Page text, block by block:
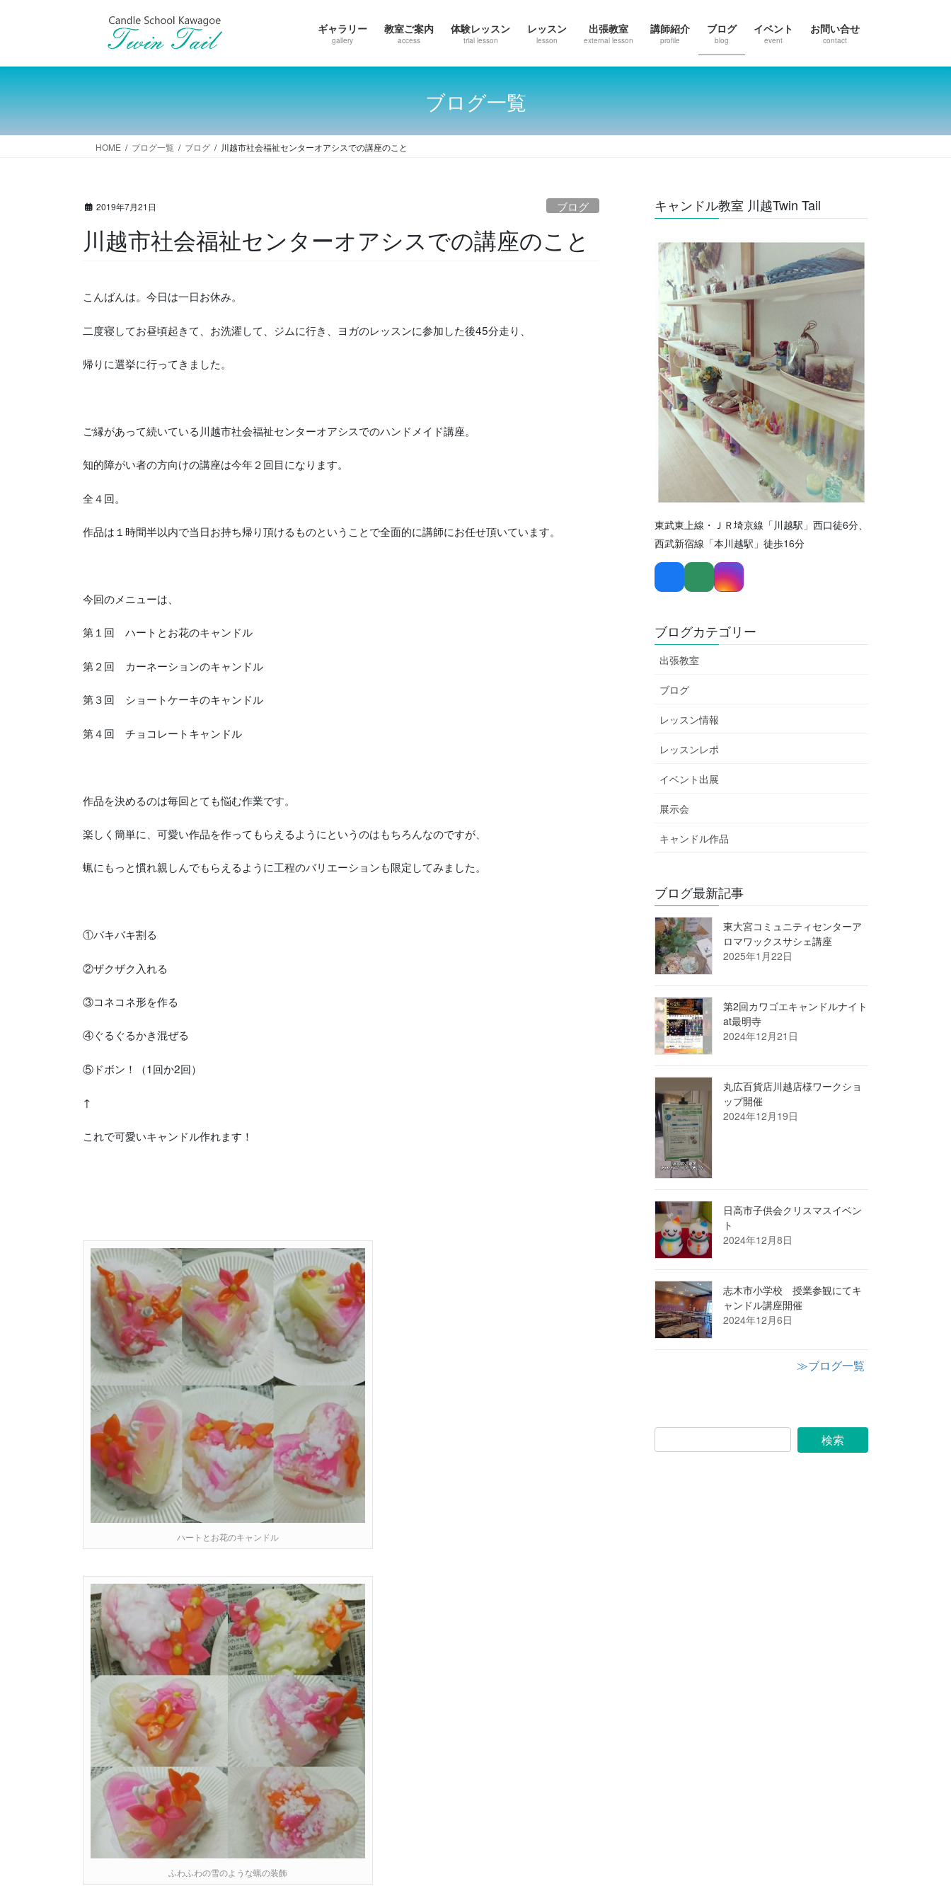
ツ
ス
キ
シ
ン
に
ギャラリー
gallery
教室ご案内
access
体験レッスン
trial lesson
レッスン
lesson
出張教室
external lesson
講師紹介
profile
ブログ
blog
イベント
event
お問い合せ
contact
ブログ一覧
HOME ブログ一覧 ブログ 川越市社会福祉センターオアシスでの講座のこと
2019年7月21日 ブログ
川越市社会福祉センターオアシスでの講座のこと
こんばんは。今日は一日お休み。
二度寝してお昼頃起きて、お洗濯して、ジムに行き、ヨガのレッスンに参加した後45分走り、
帰りに選挙に行ってきました。
ご縁があって続いている川越市社会福祉センターオアシスでのハンドメイド講座。
知的障がい者の方向けの講座は今年２回目になります。
全４回。
作品は１時間半以内で当日お持ち帰り頂けるものということで全面的に講師にお任せ頂いています。
今回のメニューは、
第１回 ハートとお花のキャンドル
第２回 カーネーションのキャンドル
第３回 ショートケーキのキャンドル
第４回 チョコレートキャンドル
作品を決めるのは毎回とても悩む作業です。
楽しく簡単に、可愛い作品を作ってもらえるようにというのはもちろんなのですが、
蝋にもっと慣れ親しんでもらえるように工程のバリエーションも限定してみました。
①バキバキ割る
②ザクザク入れる
③コネコネ形を作る
④ぐるぐるかき混ぜる
⑤ドボン！（1回か2回）
↑
これで可愛いキャンドル作れます！
ハートとお花のキャンドル
ふわふわの雪のような蝋の装飾
キャンドル教室 川越Twin Tail
東武東上線・ＪＲ埼京線「川越駅」西口徒6分、
西武新宿線「本川越駅」徒歩16分
ブログカテゴリー
出張教室
ブログ
レッスン情報
レッスンレポ
イベント出展
展示会
キャンドル作品
ブログ最新記事
東大宮コミュニティセンターア
ロマワックスサシェ講座
2025年1月22日
第2回カワゴエキャンドルナイト
at最明寺
2024年12月21日
丸広百貨店川越店様ワークショ
ップ開催
2024年12月19日
日高市子供会クリスマスイベン
ト
2024年12月8日
志木市小学校 授業参観にてキ
ャンドル講座開催
2024年12月6日
≫ブログ一覧